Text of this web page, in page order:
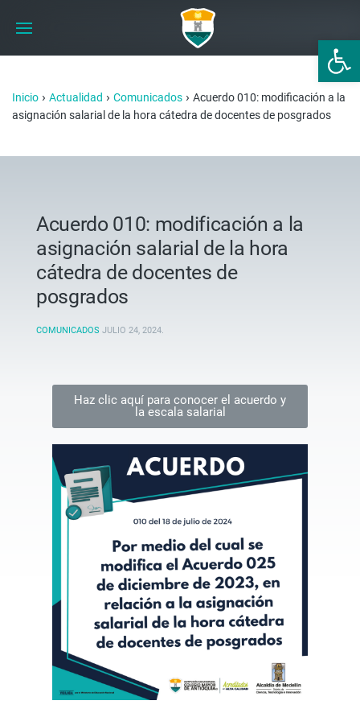
Abrir
Inicio › Actualidad › Comunicados › Acuerdo 010: modificación a la
asignación salarial de la hora cátedra de docentes de posgrados
Acuerdo 010: modificación a la
asignación salarial de la hora
cátedra de docentes de
posgrados
COMUNICADOS JULIO 24, 2024.
Haz clic aquí para conocer el acuerdo y
la escala salarial